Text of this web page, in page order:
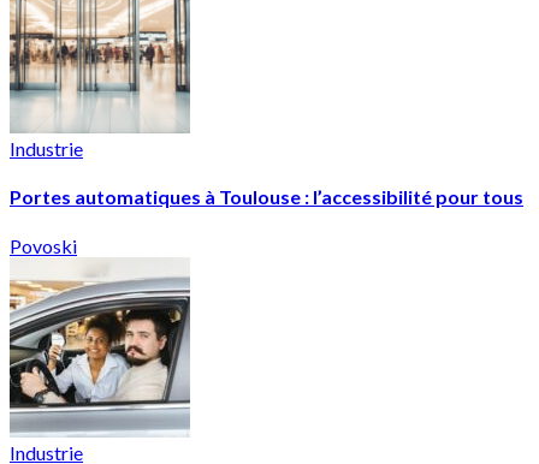
Industrie
Portes automatiques à Toulouse : l’accessibilité pour tous
Povoski
Industrie